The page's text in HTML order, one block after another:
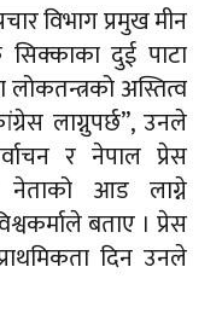
विभाग प्रमुख मीन
सिक्काका दुई पाटा
लोकतन्त्रको अस्तित्व
लाग्नुपर्छ”, उनले
र नेपाल प्रेस
नेताको आड लाग्ने
बताए । प्रेस
दिन उनले